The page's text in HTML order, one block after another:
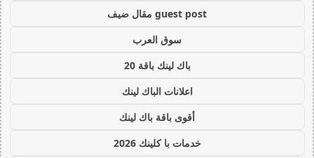
guest post مقال ضيف
سوق العرب
باك لينك باقة 20
اعلانات الباك لينك
أقوى باقة باك لينك
خدمات با كلينك 2026